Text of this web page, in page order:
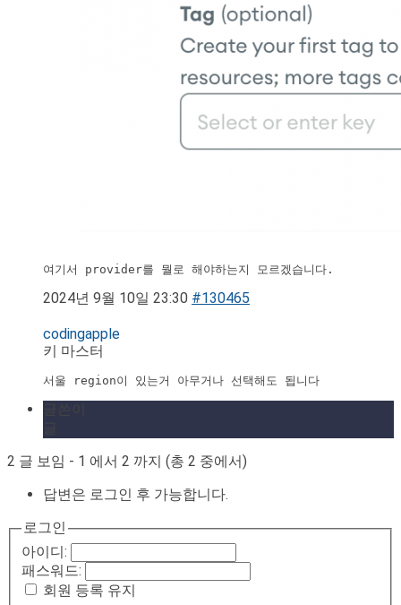
여기서 provider를 뭘로 해야하는지 모르겠습니다.
2024년 9월 10일 23:30 #130465
codingapple
키 마스터
서울 region이 있는거 아무거나 선택해도 됩니다
2 글 보임 - 1 에서 2 까지 (총 2 중에서)
답변은 로그인 후 가능합니다.
로그인
아이디:
패스워드:
회원 등록 유지